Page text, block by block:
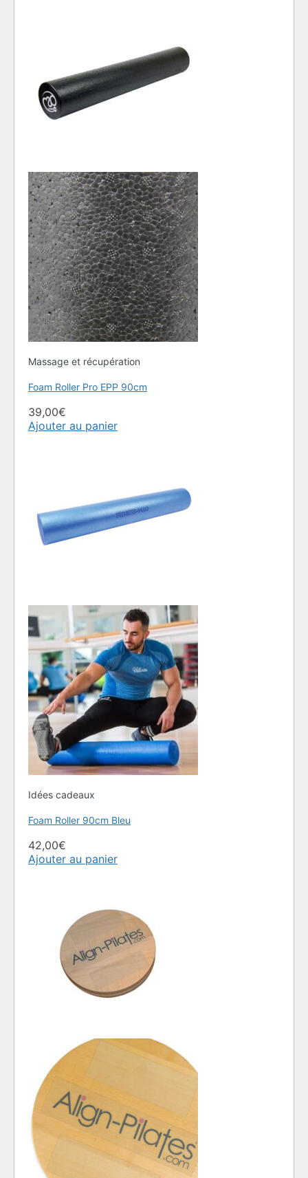
Massage et récupération
Foam Roller Pro EPP 90cm
39,00€
Ajouter au panier
Idées cadeaux
Foam Roller 90cm Bleu
42,00€
Ajouter au panier